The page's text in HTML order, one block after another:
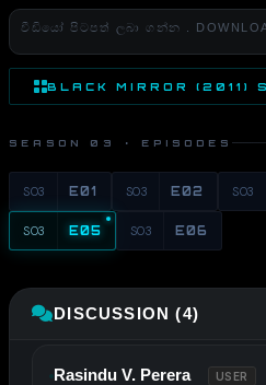
වීඩියෝ පිටපත් ලබා ගන්න .
BLACK MIRROR (2011)
SEASON 03 · EPISODES
S03 E01 S03 E02 S03
S03 E05 S03 E06
DISCUSSION (4)
Rasindu V. Perera USER